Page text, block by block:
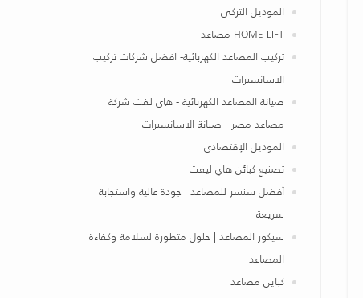
الموديل التركي
HOME LIFT مصاعد
تركيب المصاعد الكهربائية- افضل شركات تركيب
الاسانسيرات
صيانة المصاعد الكهربائية - هاي لفت شركة
مصاعد مصر - صيانة الاسانسيرات
الموديل الإقتصادي
تصنيع كبائن هاي ليفت
أفضل سنسر للمصاعد | جودة عالية واستجابة
سريعة
سيكور المصاعد | حلول متطورة لسلامة وكفاءة
المصاعد
كباين مصاعد